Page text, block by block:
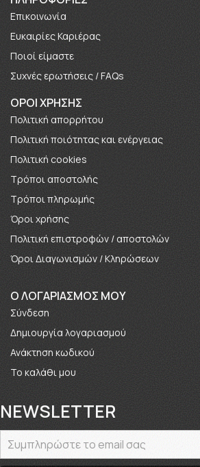
Επικοινωνία
Ευκαιρίες Καριέρας
Πoιοί είμαστε
Συχνές ερωτήσεις / FAQs
ΟΡΟΙ ΧΡΗΣΗΣ
Πολιτική απορρήτου
Πολιτική ποιότητας και ενέργειας
Πολιτική cookies
Τρόποι αποστολής
Τρόποι πληρωμής
Όροι χρήσης
Πολιτική επιστροφών / αποστολών
Όροι Διαγωνισμών / Κληρώσεων
O ΛΟΓΑΡΙΑΣΜΟΣ ΜΟΥ
Σύνδεση
Δημιουργία λογαριασμού
Ανάκτηση κωδικού
Το καλάθι μου
NEWSLETTER